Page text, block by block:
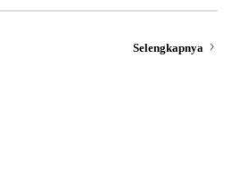
Selengkapnya